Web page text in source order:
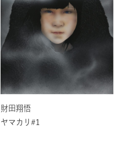
財田翔悟
ヤマカリ#1